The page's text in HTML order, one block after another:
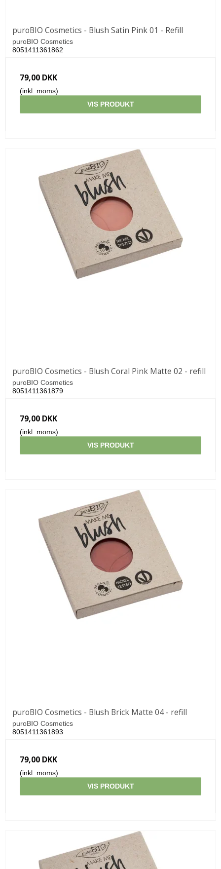
puroBIO Cosmetics - Blush Satin Pink 01 - Refill
puroBIO Cosmetics
8051411361862
79,00 DKK
(inkl. moms)
VIS PRODUKT
puroBIO Cosmetics - Blush Coral Pink Matte 02 - refill
puroBIO Cosmetics
8051411361879
79,00 DKK
(inkl. moms)
VIS PRODUKT
puroBIO Cosmetics - Blush Brick Matte 04 - refill
puroBIO Cosmetics
8051411361893
79,00 DKK
(inkl. moms)
VIS PRODUKT